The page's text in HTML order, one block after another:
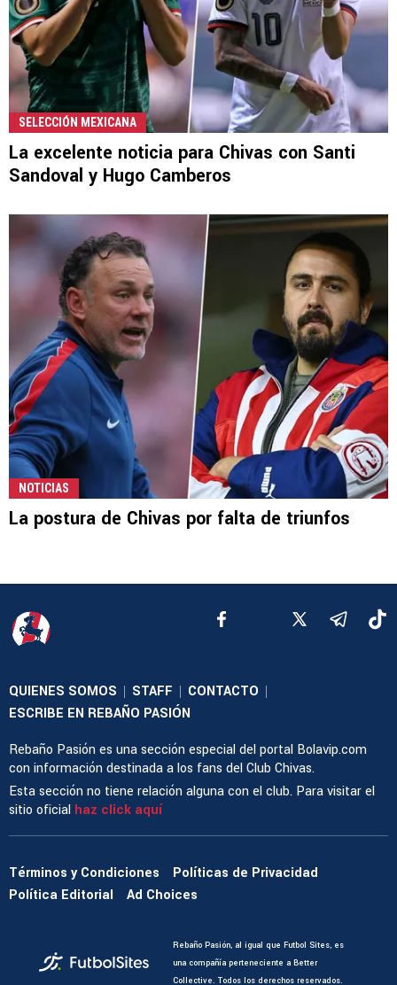
SELECCIÓN MEXICANA
La excelente noticia para Chivas con Santi
Sandoval y Hugo Camberos
NOTICIAS
La postura de Chivas por falta de triunfos
QUIENES SOMOS | STAFF | CONTACTO |
ESCRIBE EN REBAÑO PASIÓN
Rebaño Pasión es una sección especial del portal Bolavip.com
con información destinada a los fans del Club Chivas.
Esta sección no tiene relación alguna con el club. Para visitar el
sitio oficial haz click aquí
Términos y Condiciones
Políticas de Privacidad
Política Editorial
Ad Choices
Rebaño Pasión, al igual que Futbol Sites, es
una compañía perteneciente a Better
Collective. Todos los derechos reservados.